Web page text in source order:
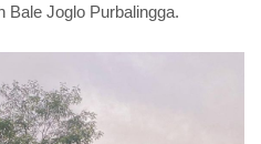
Bale Joglo Purbalingga.